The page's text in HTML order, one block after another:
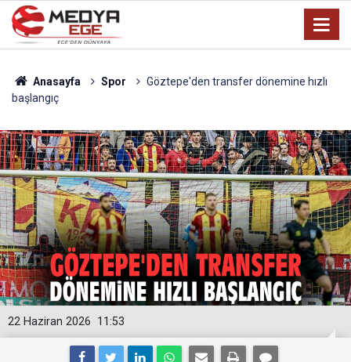
Anasayfa Spor
Göztepe'den transfer dönemine hızlı
başlangıç
11:53
22 Haziran 2026